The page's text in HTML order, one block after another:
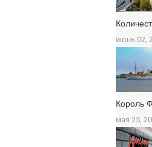
июнь 02,
Король
мая 25,